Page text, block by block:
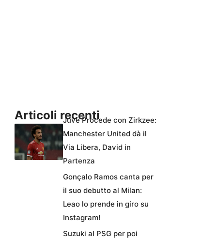
Articoli recentiJuve Procede con Zirkzee:
Manchester United dà il
Via Libera, David in
Partenza
Gonçalo Ramos canta per
il suo debutto al Milan:
Leao lo prende in giro su
Instagram!
Suzuki al PSG per poi